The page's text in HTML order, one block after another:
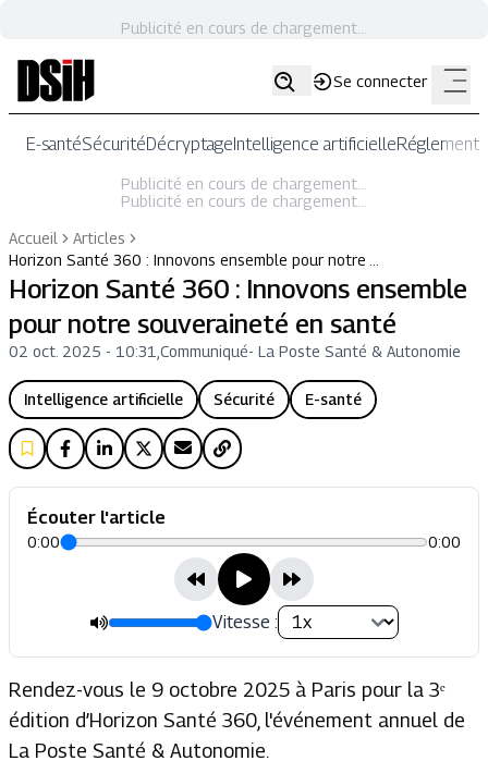
Publicité en cours de chargement...
Se connecter
E-santéSécuritéDécryptageIntelligence artificielle
Publicité en cours de chargement...
Publicité en cours de chargement...
Accueil
Articles
Horizon Santé 360 : Innovons ensemble pour notre …
Horizon Santé 360 : Innovons ensemble
pour notre souveraineté en santé
02 oct. 2025 - 10:31 Communiqué- La Poste Santé & Autonomie
Intelligence artificielle Sécurité E-santé
Écouter l'article
0:00 0:00
Vitesse :
Rendez-vous le 9 octobre 2025 à Paris pour la 3ᵉ
édition d’Horizon Santé 360, l'événement annuel de
La Poste Santé & Autonomie.